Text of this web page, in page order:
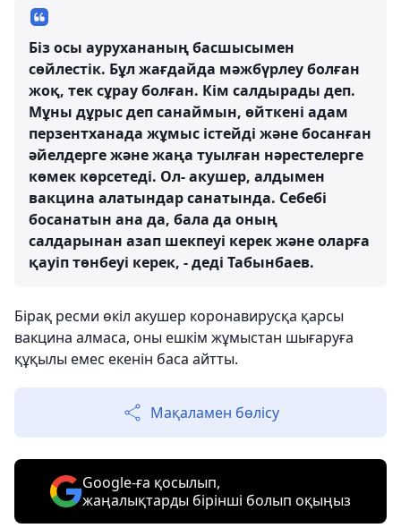
Біз осы аурухананың басшысымен
сөйлестік. Бұл жағдайда мәжбүрлеу болған
жоқ, тек сұрау болған. Кім салдырады деп.
Мұны дұрыс деп санаймын, өйткені адам
перзентханада жұмыс істейді және босанған
әйелдерге және жаңа туылған нәрестелерге
көмек көрсетеді. Ол- акушер, алдымен
вакцина алатындар санатында. Себебі
босанатын ана да, бала да оның
салдарынан азап шекпеуі керек және оларға
қауіп төнбеуі керек, - деді Табынбаев.
Бірақ ресми өкіл акушер коронавирусқа қарсы
вакцина алмаса, оны ешкім жұмыстан шығаруға
құқылы емес екенін баса айтты.
Мақаламен бөлісу
Google-ға қосылып,
жаңалықтарды бірінші болып оқыңыз